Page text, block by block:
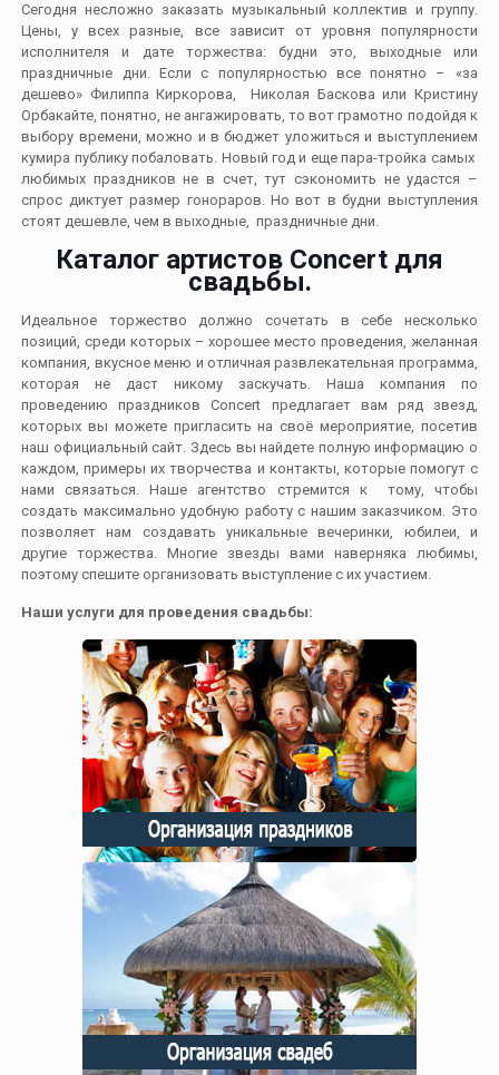
Сегодня несложно заказать музыкальный коллектив и группу.
Цены, у всех разные, все зависит от уровня популярности
исполнителя и дате торжества: будни это, выходные или
праздничные дни. Если с популярностью все понятно – «за
дешево» Филиппа Киркорова, Николая Баскова или Кристину
Орбакайте, понятно, не ангажировать, то вот грамотно подойдя к
выбору времени, можно и в бюджет уложиться и выступлением
кумира публику побаловать. Новый год и еще пара-тройка самых
любимых праздников не в счет, тут сэкономить не удастся –
спрос диктует размер гонораров. Но вот в будни выступления
стоят дешевле, чем в выходные, праздничные дни.
Каталог артистов Concert для
свадьбы.
Идеальное торжество должно сочетать в себе несколько
позиций, среди которых – хорошее место проведения, желанная
компания, вкусное меню и отличная развлекательная программа,
которая не даст никому заскучать. Наша компания по
проведению праздников Concert предлагает вам ряд звезд,
которых вы можете пригласить на своё мероприятие, посетив
наш официальный сайт. Здесь вы найдете полную информацию о
каждом, примеры их творчества и контакты, которые помогут с
нами связаться. Наше агентство стремится к тому, чтобы
создать максимально удобную работу с нашим заказчиком. Это
позволяет нам создавать уникальные вечеринки, юбилеи, и
другие торжества. Многие звезды вами наверняка любимы,
поэтому спешите организовать выступление с их участием.
Наши услуги для проведения свадьбы: